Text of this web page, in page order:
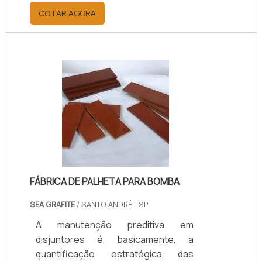
projetos e memoriais, preservando
a integridade dos usuários e
equipamentos a serem conectados
contratante.SAIBA MAIS SOBRE
COMO O PROCESSO OFERECE
DIVERSAS APLICAÇÕESO
comissionamento pode ser aplicado
tanto a novos empreendimentos
quanto a unidades e sistemas
existentes em processo de
expansão, moderniz.
COTAR AGORA
FÁBRICA DE PALHETA PARA BOMBA
SEA GRAFITE/ SANTO ANDRÉ - SP
A manutenção preditiva em
disjuntores é, basicamente, a
quantificação estratégica das